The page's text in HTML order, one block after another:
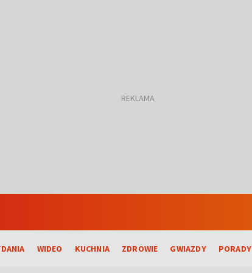
WIDEO KUCHNIA ZDROWIE GWIAZDY PORADY